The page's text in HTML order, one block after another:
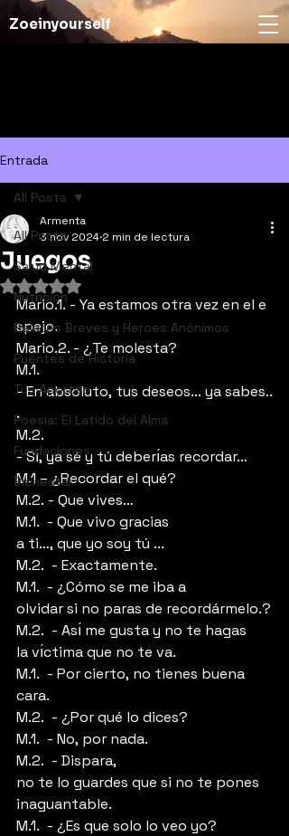
Zoeinyourself
Entrada
All Posts
Salud Mental
Nutrición
Relatos Breves y Heroes Anónimos
Puentes de Historia
Tus Aportes
Poesia: El Latido del Alma
Fundaciones
Bienestar
All Posts
Juegos
Armenta
3 nov 2024 2 min de lectura
Obtuvo NaN de 5 estrellas.
Mario.1. - Ya estamos otra vez en el e
spejo.
Mario.2. - ¿Te molesta?
M.1.
- En absoluto, tus deseos... ya sabes..
.
M.2.
- Sı́, ya sé y tú deberı́as recordar…
M.1 – ¿Recordar el qué?
M.2. - Que vives…
M.1.  - Que vivo gracias
a ti…, que yo soy tú ...
M.2.  - Exactamente.
M.1.  - ¿Cómo se me iba a
olvidar si no paras de recordármelo.?
M.2.  - Ası́ me gusta y no te hagas
la vı́ctima que no te va.
M.1.  - Por cierto, no tienes buena
cara.
M.2.  - ¿Por qué lo dices?
M.1.  - No, por nada.
M.2.  - Dispara,
no te lo guardes que si no te pones
inaguantable.
M.1.  - ¿Es que solo lo veo yo?